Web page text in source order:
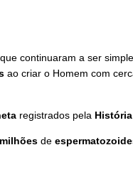
que continuaram a ser
ao criar o Homem com
registrados pela
de